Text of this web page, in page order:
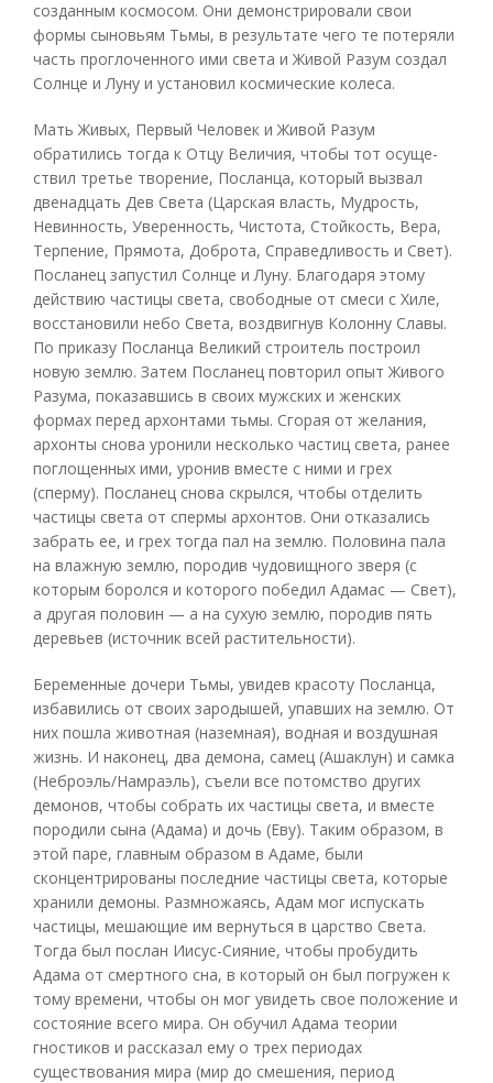
созданным космосом. Они демонстрировали свои
формы сыновьям Тьмы, в результате чего те потеряли
часть проглоченного ими света и Живой Разум создал
Солнце и Луну и установил космические колеса.
Мать Живых, Первый Человек и Живой Разум
обратились тогда к Отцу Величия, чтобы тот осуще-
ствил третье творение, Посланца, который вызвал
двенадцать Дев Света (Царская власть, Мудрость,
Невинность, Уверенность, Чистота, Стойкость, Вера,
Терпение, Прямота, Доброта, Справедливость и Свет).
Посланец запустил Солнце и Луну. Благодаря этому
действию частицы света, свободные от смеси с Хиле,
восстановили небо Света, воздвигнув Колонну Славы.
По приказу Посланца Великий строитель построил
новую землю. Затем Посланец повторил опыт Живого
Разума, показавшись в своих мужских и женских
формах перед архонтами тьмы. Сгорая от желания,
архонты снова уронили несколько частиц света, ранее
поглощенных ими, уронив вместе с ними и грех
(сперму). Посланец снова скрылся, чтобы отделить
частицы света от спермы архонтов. Они отказались
забрать ее, и грех тогда пал на землю. Половина пала
на влажную землю, породив чудовищного зверя (с
которым боролся и которого победил Адамас — Свет),
а другая половин — а на сухую землю, породив пять
деревьев (источник всей растительности).
Беременные дочери Тьмы, увидев красоту Посланца,
избавились от своих зародышей, упавших на землю. От
них пошла животная (наземная), водная и воздушная
жизнь. И наконец, два демона, самец (Ашаклун) и самка
(Неброэль/Намраэль), съели все потомство других
демонов, чтобы собрать их частицы света, и вместе
породили сына (Адама) и дочь (Еву). Таким образом, в
этой паре, главным образом в Адаме, были
сконцентрированы последние частицы света, которые
хранили демоны. Размножаясь, Адам мог испускать
частицы, мешающие им вернуться в царство Света.
Тогда был послан Иисус-Сияние, чтобы пробудить
Адама от смертного сна, в который он был погружен к
тому времени, чтобы он мог увидеть свое положение и
состояние всего мира. Он обучил Адама теории
гностиков и рассказал ему о трех периодах
существования мира (мир до смешения, период